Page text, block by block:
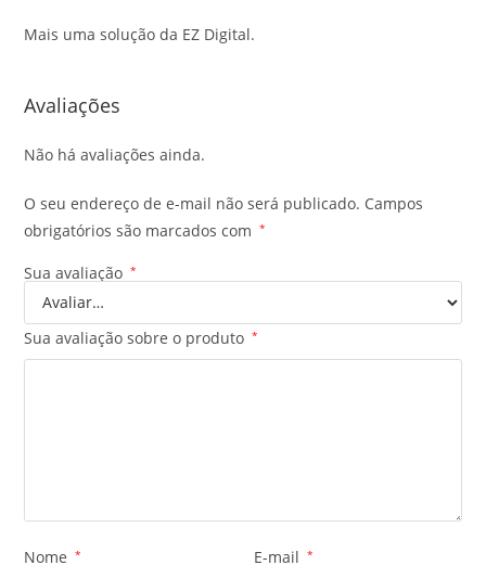
Mais uma solução da EZ Digital.
Avaliações
Não há avaliações ainda.
O seu endereço de e-mail não será publicado. Campos
obrigatórios são marcados com
*
Sua avaliação *
Sua avaliação sobre o produto *
Nome * E-mail *